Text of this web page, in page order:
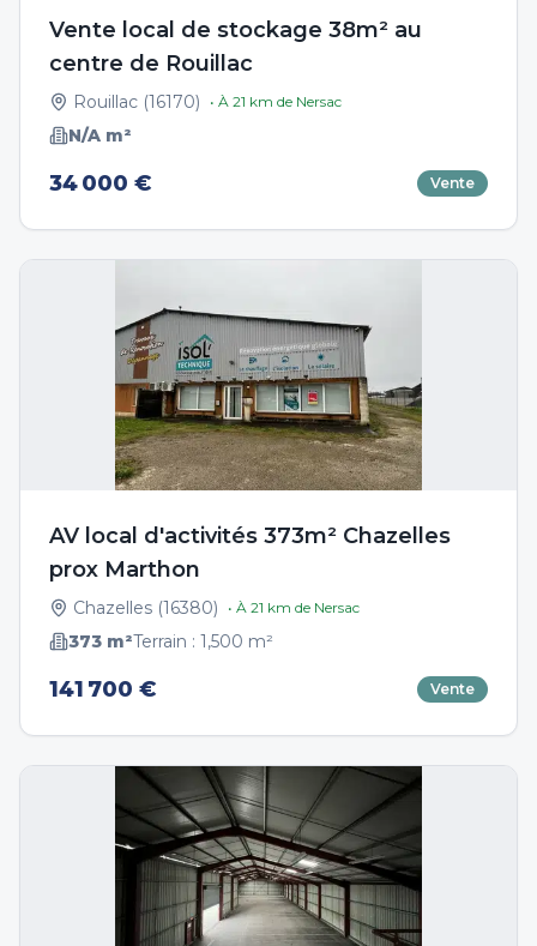
Vente local de stockage 38m² au
centre de Rouillac
Rouillac (16170) • À 21 km de Nersac
N/A m²
34 000 € Vente
AV local d'activités 373m² Chazelles
prox Marthon
Chazelles (16380) • À 21 km de Nersac
373 m²Terrain : 1,500 m²
141 700 € Vente